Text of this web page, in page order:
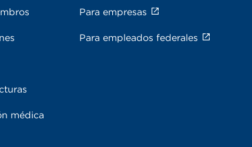
médica
Para empresas
Para empleados federales